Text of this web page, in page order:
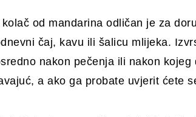
od mandarina odličan je za
čaj, kavu ili šalicu mlijeka.
nakon pečenja ili nakon
a ako ga probate uvjerit ćete